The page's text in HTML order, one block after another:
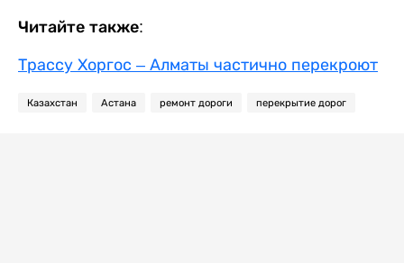
Читайте также:
Трассу Хоргос – Алматы частично перекроют
Казахстан Астана ремонт дороги перекрытие дорог